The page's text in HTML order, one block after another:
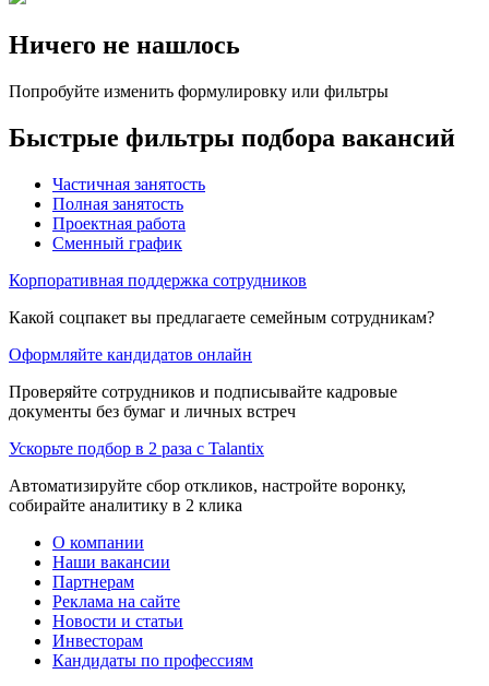
Ничего не нашлось
Попробуйте изменить формулировку или фильтры
Быстрые фильтры подбора вакансий
Частичная занятость
Полная занятость
Проектная работа
Сменный график
Корпоративная поддержка сотрудников
Какой соцпакет вы предлагаете семейным сотрудникам?
Оформляйте кандидатов онлайн
Проверяйте сотрудников и подписывайте кадровые
документы без бумаг и личных встреч
Ускорьте подбор в 2 раза с Talantix
Автоматизируйте сбор откликов, настройте воронку,
собирайте аналитику в 2 клика
О компании
Наши вакансии
Партнерам
Реклама на сайте
Новости и статьи
Инвесторам
Кандидаты по профессиям